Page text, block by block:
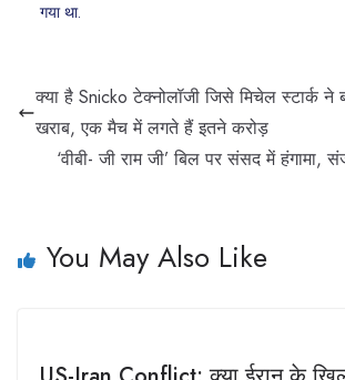
गया था.
क्या है Snicko टेक्नोलॉजी जिसे मिचेल स्टार्क ने
खराब, एक मैच में लगते हैं इतने करोड़
‘वीबी- जी राम जी’ बिल पर संसद में हंगामा,
You May Also Like